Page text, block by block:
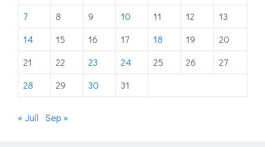
7
8 9 10 11 12
13
14
15 16 17 18 19
20
21
22 23 24 25 26
27
28
29 30 31
« Juil Sep »